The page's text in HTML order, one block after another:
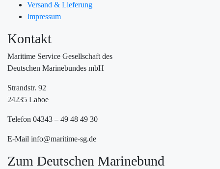
Versand & Lieferung
Impressum
Kontakt
Maritime Service Gesellschaft des
Deutschen Marinebundes mbH
Strandstr. 92
24235 Laboe
Telefon 04343 – 49 48 49 30
E-Mail info@maritime-sg.de
Zum Deutschen Marinebund